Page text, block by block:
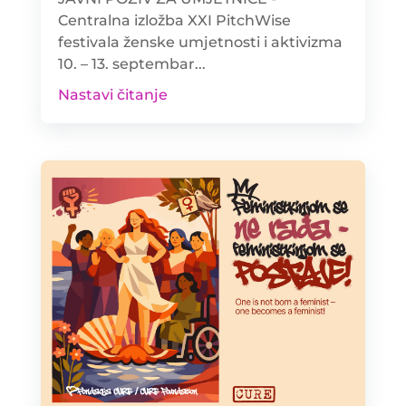
Centralna izložba XXI PitchWise
festivala ženske umjetnosti i aktivizma
10. – 13. septembar...
Nastavi čitanje